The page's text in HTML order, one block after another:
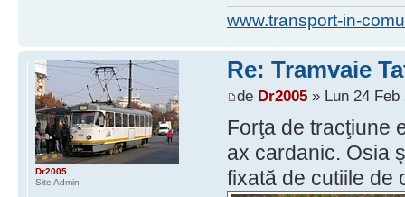
www.transport-in-
Re: Tramvaie
de Dr2005» Lun 24 Feb
Forţa de tracţiune
ax cardanic. Osia
fixată de cutiile de
Dr2005
Site Admin